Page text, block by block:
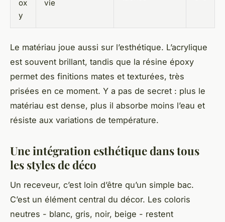
ox
y
vie
Le matériau joue aussi sur l’esthétique. L’acrylique
est souvent brillant, tandis que la résine époxy
permet des finitions mates et texturées, très
prisées en ce moment. Y a pas de secret : plus le
matériau est dense, plus il absorbe moins l’eau et
résiste aux variations de température.
Une intégration esthétique dans tous
les styles de déco
Un receveur, c’est loin d’être qu’un simple bac.
C’est un élément central du décor. Les coloris
neutres - blanc, gris, noir, beige - restent